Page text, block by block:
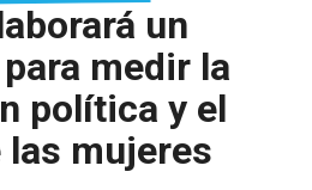
un
medir la
política y el
las mujeres